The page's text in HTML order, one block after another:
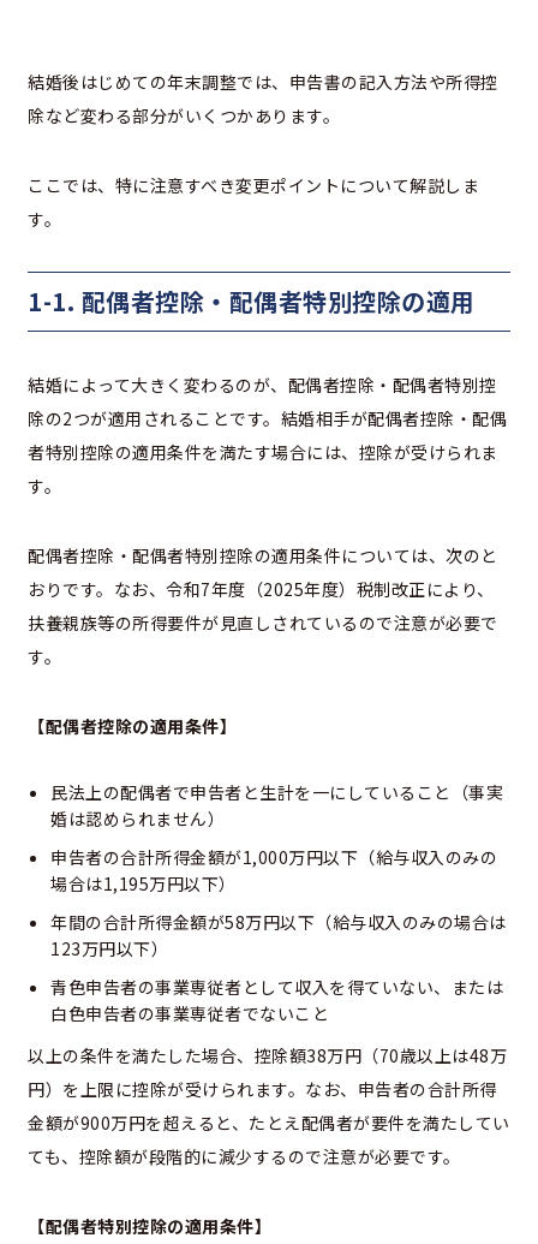
結婚後はじめての年末調整では、申告書の記入方法や所得控
除など変わる部分がいくつかあります。
ここでは、特に注意すべき変更ポイントについて解説しま
す。
1-1. 配偶者控除・配偶者特別控除の適用
結婚によって大きく変わるのが、配偶者控除・配偶者特別控
除の2つが適用されることです。結婚相手が配偶者控除・配偶
者特別控除の適用条件を満たす場合には、控除が受けられま
す。
配偶者控除・配偶者特別控除の適用条件については、次のと
おりです。なお、令和7年度（2025年度）税制改正により、
扶養親族等の所得要件が見直しされているので注意が必要で
す。
【配偶者控除の適用条件】
民法上の配偶者で申告者と生計を一にしていること（事実
婚は認められません）
申告者の合計所得金額が1,000万円以下（給与収入のみの
場合は1,195万円以下）
年間の合計所得金額が58万円以下（給与収入のみの場合は
123万円以下）
青色申告者の事業専従者として収入を得ていない、または
白色申告者の事業専従者でないこと
以上の条件を満たした場合、控除額38万円（70歳以上は48万
円）を上限に控除が受けられます。なお、申告者の合計所得
金額が900万円を超えると、たとえ配偶者が要件を満たしてい
ても、控除額が段階的に減少するので注意が必要です。
【配偶者特別控除の適用条件】